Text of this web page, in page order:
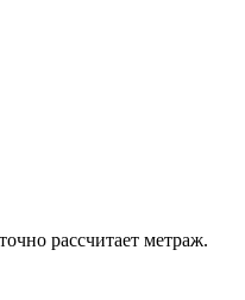
рассчитает метраж.